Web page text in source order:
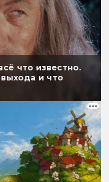
что известно.
и что